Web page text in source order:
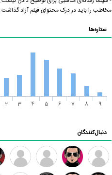
مخاطب را باید در درک محتوای فیلم آزاد گذاشت.
ستاره‌ها
2 3 4 5 6 7 8 9
دنبال‌کنندگان